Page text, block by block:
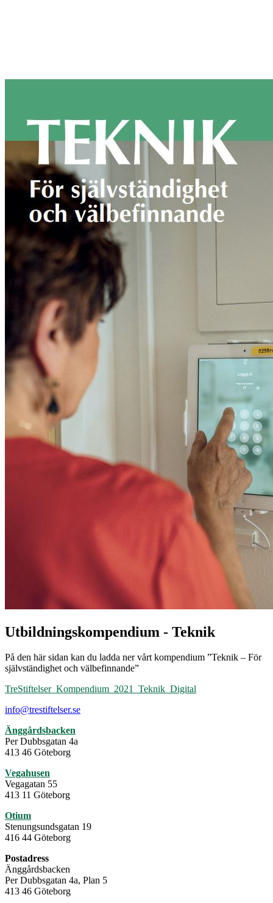
Utbildningskompendium - Teknik
På den här sidan kan du ladda ner vårt kompendium ”Teknik – För
självständighet och välbefinnande”
TreStiftelser_Kompendium_2021_Teknik_Digital
info@trestiftelser.se
Änggårdsbacken
Per Dubbsgatan 4a
413 46 Göteborg
Vegahusen
Vegagatan 55
413 11 Göteborg
Otium
Stenungsundsgatan 19
416 44 Göteborg
Postadress
Änggårdsbacken
Per Dubbsgatan 4a, Plan 5
413 46 Göteborg